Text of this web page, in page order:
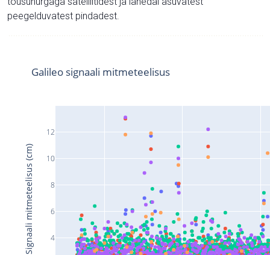
peegelduvatest pindadest.
4
6
8
10
12
Galileo signaali mitmeteelisus
Signaali mitmeteelisus (cm)